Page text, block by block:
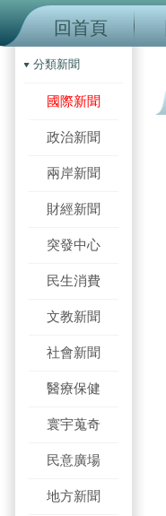
回首頁
分類新聞
國際新聞
政治新聞
兩岸新聞
財經新聞
突發中心
民生消費
文教新聞
社會新聞
醫療保健
寰宇蒐奇
民意廣場
地方新聞